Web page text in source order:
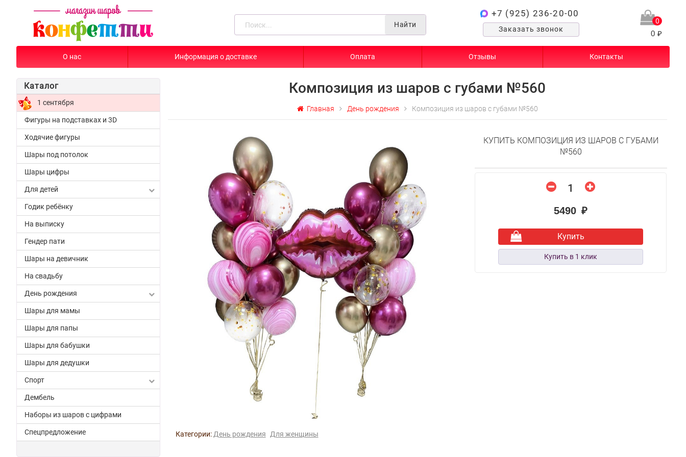
Найти
+7 (925) 236-20-00
Заказать звонок
0
0 ₽
О нас Информация о доставке Оплата Отзывы Контакты
Каталог
1 сентября
Фигуры на подставках и 3D
Ходячие фигуры
Шары под потолок
Шары цифры
Для детей
Годик ребёнку
На выписку
Гендер пати
Шары на девичник
На свадьбу
День рождения
Шары для мамы
Шары для папы
Шары для бабушки
Шары для дедушки
Спорт
Дембель
Наборы из шаров с цифрами
Спецпредложение
Композиция из шаров с губами №560
Главная День рождения Композиция из шаров с губами №560
Категории: День рождения Для женщины
КУПИТЬ КОМПОЗИЦИЯ ИЗ ШАРОВ С ГУБАМИ
№560
5490 ₽
Купить